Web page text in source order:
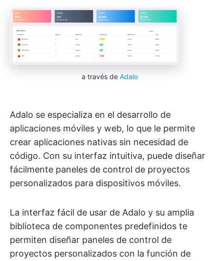
a través de Adalo
Adalo se especializa en el desarrollo de
aplicaciones móviles y web, lo que le permite
crear aplicaciones nativas sin necesidad de
código. Con su interfaz intuitiva, puede diseñar
fácilmente paneles de control de proyectos
personalizados para dispositivos móviles.
La interfaz fácil de usar de Adalo y su amplia
biblioteca de componentes predefinidos te
permiten diseñar paneles de control de
proyectos personalizados con la función de